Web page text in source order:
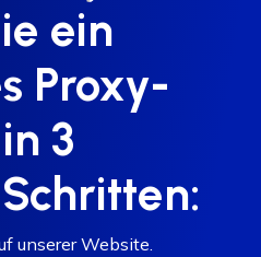
ein
Proxy-
3
unserer Website.